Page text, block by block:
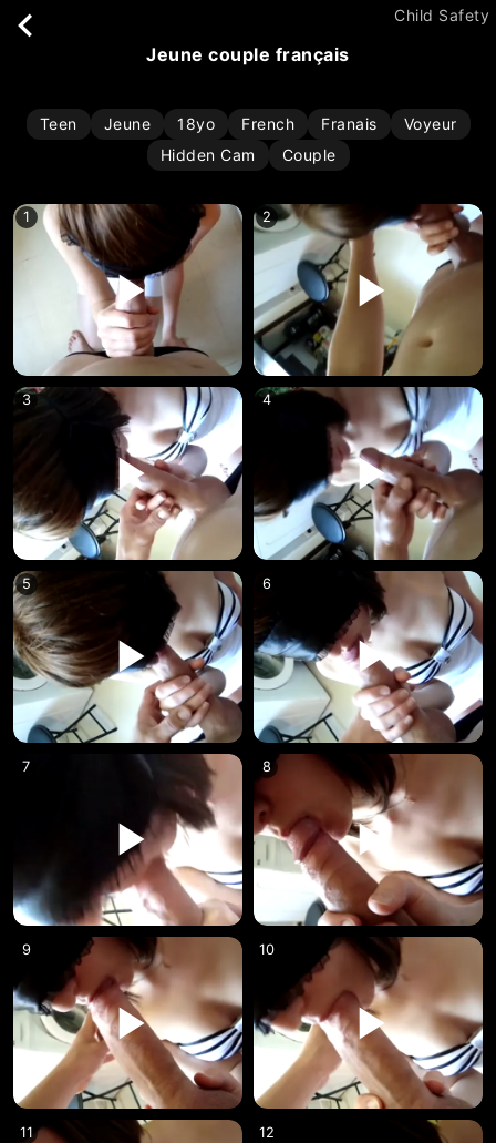
Child Safety
jeune couple français
Teen Jeune 18yo French Franais
Voyeur
Hidden Cam
Couple
1 2
3 4
5 6
7 8
9 10
11 12